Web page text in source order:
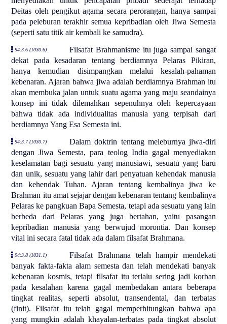
Deitas oleh pengikut agama secara perorangan, hanya sampai
pada peleburan terakhir semua kepribadian oleh Jiwa Semesta
(seperti satu titik air kembali ke samudra).
94:3.6 (1030.6)
Filsafat Brahmanisme itu juga sampai sangat
dekat pada kesadaran tentang berdiamnya Pelaras Pikiran,
hanya kemudian disimpangkan melalui kesalah-pahaman
kebenaran. Ajaran bahwa jiwa adalah berdiamnya Brahman itu
akan membuka jalan untuk suatu agama yang maju seandainya
konsep ini tidak dilemahkan sepenuhnya oleh kepercayaan
bahwa tidak ada individualitas manusia yang terpisah dari
berdiamnya Yang Esa Semesta ini.
94:3.7 (1030.7)
Dalam doktrin tentang meleburnya jiwa-diri
dengan Jiwa Semesta, para teolog India gagal menyediakan
keselamatan bagi sesuatu yang manusiawi, sesuatu yang baru
dan unik, sesuatu yang lahir dari penyatuan kehendak manusia
dan kehendak Tuhan. Ajaran tentang kembalinya jiwa ke
Brahman itu amat sejajar dengan kebenaran tentang kembalinya
Pelaras ke pangkuan Bapa Semesta, tetapi ada sesuatu yang lain
berbeda dari Pelaras yang juga bertahan, yaitu pasangan
kepribadian manusia yang berwujud morontia. Dan konsep
vital ini secara fatal tidak ada dalam filsafat Brahmana.
94:3.8 (1031.1)
Filsafat Brahmana telah hampir mendekati
banyak fakta-fakta alam semesta dan telah mendekati banyak
kebenaran kosmis, tetapi filsafat itu terlalu sering jadi korban
pada kesalahan karena gagal membedakan antara beberapa
tingkat realitas, seperti absolut, transendental, dan terbatas
(finit). Filsafat itu telah gagal memperhitungkan bahwa apa
yang mungkin adalah khayalan-terbatas pada tingkat absolut